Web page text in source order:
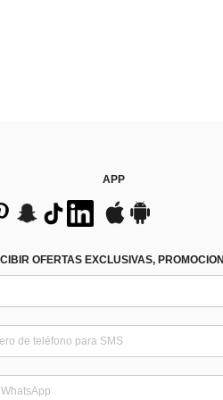
APP
OFERTAS EXCLUSIVAS,